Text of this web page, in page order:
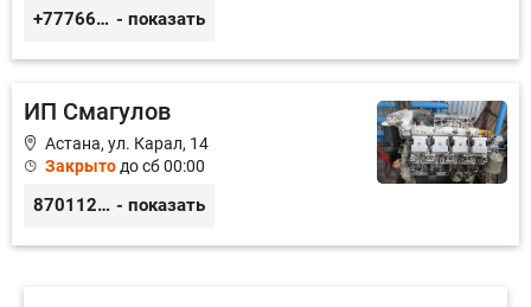
+77766857788 - показать
ИП Смагулов
Астана, ул. Карал, 14
Закрыто до сб 00:00
87011245925 - показать